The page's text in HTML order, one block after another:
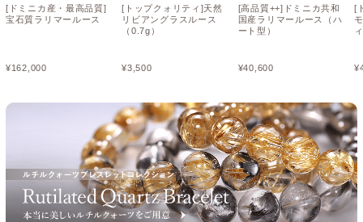
[ドミニカ産・最高品質]
宝石質ラリマールース
¥162,000
[トップクォリティ]天然
リビアングラスルース
（0.7g）
¥3,500
[高品質++]ドミニカ共和
国産ラリマールース（ハ
ート型）
¥40,600
[
¥